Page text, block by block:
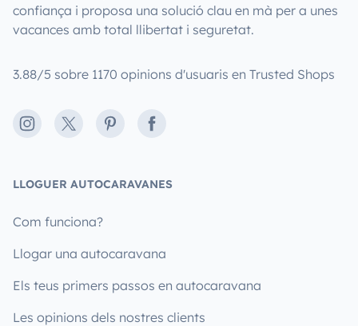
confiança i proposa una solució clau en mà per a unes
vacances amb total llibertat i seguretat.
3.88/5 sobre 1170 opinions d'usuaris en Trusted Shops
Instagram
X PinterestFacebook
LLOGUER AUTOCARAVANES
Com funciona?
Llogar una autocaravana
Els teus primers passos en autocaravana
Les opinions dels nostres clients